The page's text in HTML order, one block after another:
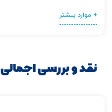
+ موارد بیشتر
نقد و بررسی اجمالی